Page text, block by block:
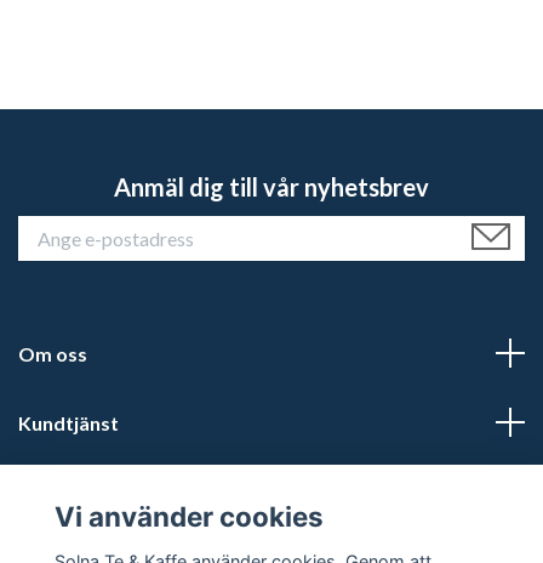
Anmäl dig till vår nyhetsbrev
Om oss
Kundtjänst
Vi använder cookies